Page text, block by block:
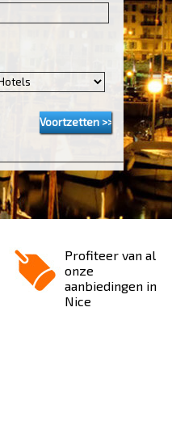
Profiteer van al
onze
aanbiedingen in
Nice